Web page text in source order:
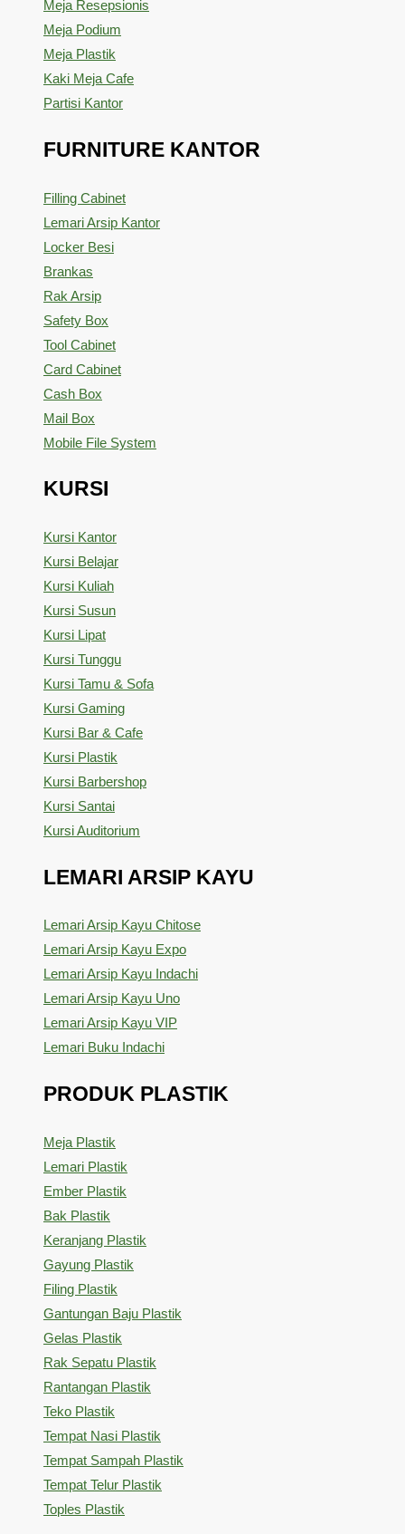
Meja Resepsionis
Meja Podium
Meja Plastik
Kaki Meja Cafe
Partisi Kantor
FURNITURE KANTOR
Filling Cabinet
Lemari Arsip Kantor
Locker Besi
Brankas
Rak Arsip
Safety Box
Tool Cabinet
Card Cabinet
Cash Box
Mail Box
Mobile File System
KURSI
Kursi Kantor
Kursi Belajar
Kursi Kuliah
Kursi Susun
Kursi Lipat
Kursi Tunggu
Kursi Tamu & Sofa
Kursi Gaming
Kursi Bar & Cafe
Kursi Plastik
Kursi Barbershop
Kursi Santai
Kursi Auditorium
LEMARI ARSIP KAYU
Lemari Arsip Kayu Chitose
Lemari Arsip Kayu Expo
Lemari Arsip Kayu Indachi
Lemari Arsip Kayu Uno
Lemari Arsip Kayu VIP
Lemari Buku Indachi
PRODUK PLASTIK
Meja Plastik
Lemari Plastik
Ember Plastik
Bak Plastik
Keranjang Plastik
Gayung Plastik
Filing Plastik
Gantungan Baju Plastik
Gelas Plastik
Rak Sepatu Plastik
Rantangan Plastik
Teko Plastik
Tempat Nasi Plastik
Tempat Sampah Plastik
Tempat Telur Plastik
Toples Plastik